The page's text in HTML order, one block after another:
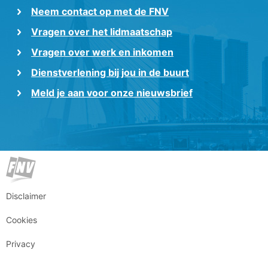
Neem contact op met de FNV
Vragen over het lidmaatschap
Vragen over werk en inkomen
Dienstverlening bij jou in de buurt
Meld je aan voor onze nieuwsbrief
Disclaimer
Cookies
Privacy